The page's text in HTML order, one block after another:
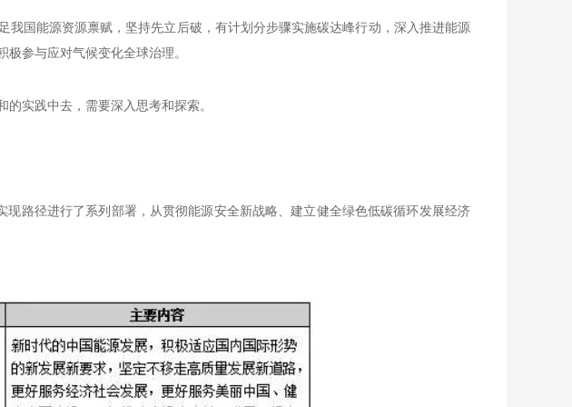
国能源资源禀赋，坚持先立后破，有计划分步骤实施碳达峰行动，深入推进能源
参与应对气候变化全球治理。
实践中去，需要深入思考和探索。
现路径进行了系列部署，从贯彻能源安全新战略、建立健全绿色低碳循环发展经济